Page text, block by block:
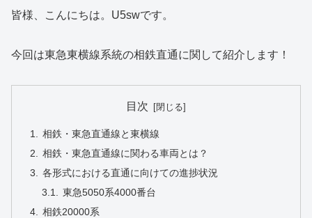
皆様、こんにちは。U5swです。
今回は東急東横線系統の相鉄直通に関して紹介します！
目次
相鉄・東急直通線と東横線
相鉄・東急直通線に関わる車両とは？
各形式における直通に向けての進捗状況
東急5050系4000番台
相鉄20000系